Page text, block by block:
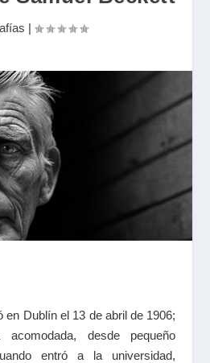
|
en Dublín el 13 de abril de 1906;
desde pequeño
entró a la universidad,